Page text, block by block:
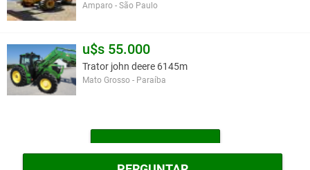
Amparo - São Paulo
u$s 55.000
Trator john deere 6145m
Mato Grosso - Paraíba